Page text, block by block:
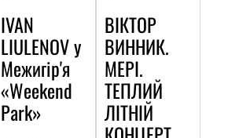
IVAN
LIULENOV у
Межигір'я
«Weekend
Park»
ВІКТОР
ВИННИК.
МЕРІ.
ТЕПЛИЙ
ЛІТНІЙ